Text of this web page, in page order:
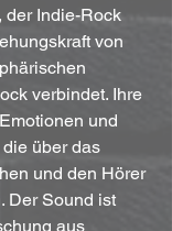
Indie-Rock
von
verbindet. Ihre
und
über das
und den Hörer
Der Sound ist
aus